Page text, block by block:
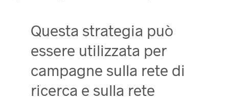
Questa strategia può
essere utilizzata per
campagne sulla rete di
ricerca e sulla rete